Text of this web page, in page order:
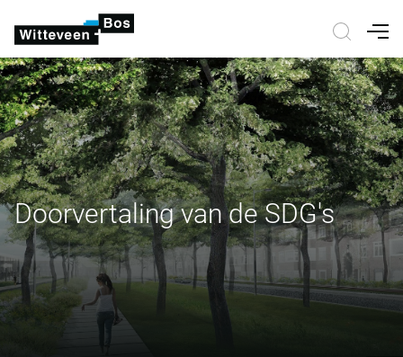
Doorvertaling van de SDG's